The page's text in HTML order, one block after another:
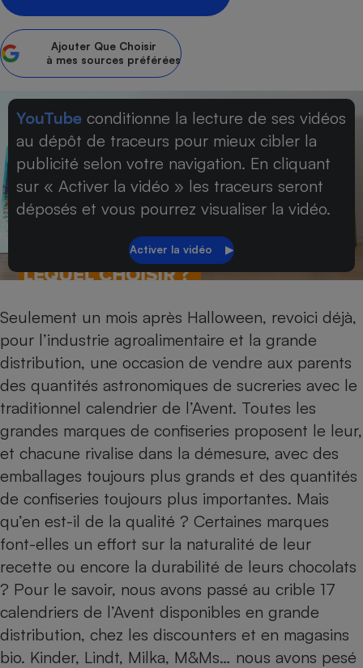
Ajouter Que Choisir
à mes sources préférées
YouTube conditionne la lecture de ses vidéos
au dépôt de traceurs pour mieux cibler la
publicité selon votre navigation. En cliquant
sur « Activer la vidéo » les traceurs seront
déposés et vous pourrez visualiser la vidéo.
Seulement un mois après Halloween, revoici déjà,
pour l’industrie agroalimentaire et la grande
distribution, une occasion de vendre aux parents
des quantités astronomiques de sucreries avec le
traditionnel calendrier de l’Avent. Toutes les
grandes marques de confiseries proposent le leur,
et chacune rivalise dans la démesure, avec des
emballages toujours plus grands et des quantités
de confiseries toujours plus importantes. Mais
qu’en est-il de la qualité ? Certaines marques
font-elles un effort sur la naturalité de leur
recette ou encore la durabilité de leurs chocolats
? Pour le savoir, nous avons passé au crible 17
calendriers de l’Avent disponibles en grande
distribution, chez les discounters et en magasins
bio. Kinder, Lindt, Milka, M&Ms… nous avons pesé
bouteille
Banque
Plaque de cuisson à
induction
Climatiseur -
Ventilateur
Téléviseur
Téléphone mobile -
Smartphone
Antivirus
Matelas
Radiateur électrique
Climatiseur -
Ventilateur